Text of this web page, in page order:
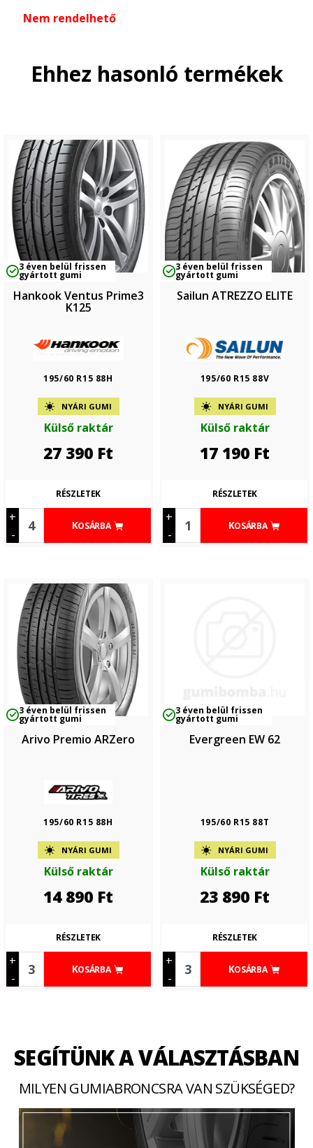
Nem rendelhető
Ehhez hasonló termékek
3 éven belül frissen
gyártott gumi
Hankook Ventus Prime3
K125
195/60 R15 88H
NYÁRI GUMI
Külső raktár
27 390 Ft
+
-
KOSÁRBA
RÉSZLETEK
3 éven belül frissen
gyártott gumi
Sailun ATREZZO ELITE
195/60 R15 88V
NYÁRI GUMI
Külső raktár
17 190 Ft
+
-
KOSÁRBA
RÉSZLETEK
3 éven belül frissen
gyártott gumi
Arivo Premio ARZero
195/60 R15 88H
NYÁRI GUMI
Külső raktár
14 890 Ft
+
-
KOSÁRBA
RÉSZLETEK
3 éven belül frissen
gyártott gumi
Evergreen EW 62
195/60 R15 88T
NYÁRI GUMI
Külső raktár
23 890 Ft
+
-
KOSÁRBA
RÉSZLETEK
SEGÍTÜNK A VÁLASZTÁSBAN
MILYEN GUMIABRONCSRA VAN SZÜKSÉGED?